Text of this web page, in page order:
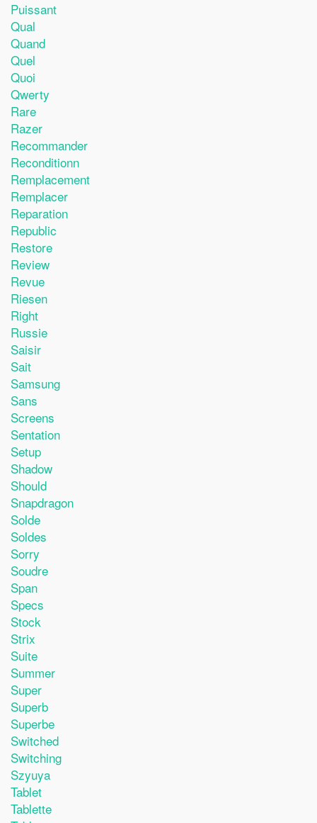
Puissant
Qual
Quand
Quel
Quoi
Qwerty
Rare
Razer
Recommander
Reconditionn
Remplacement
Remplacer
Reparation
Republic
Restore
Review
Revue
Riesen
Right
Russie
Saisir
Sait
Samsung
Sans
Screens
Sentation
Setup
Shadow
Should
Snapdragon
Solde
Soldes
Sorry
Soudre
Span
Specs
Stock
Strix
Suite
Summer
Super
Superb
Superbe
Switched
Switching
Szyuya
Tablet
Tablette